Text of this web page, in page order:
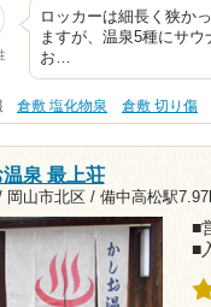
ロッカーは細長く狭か
ますが、温泉5種にサ
お…
倉敷 塩化物泉 倉敷 切り傷
泉 最上荘
岡山市北区 / 備中高松駅
■
■